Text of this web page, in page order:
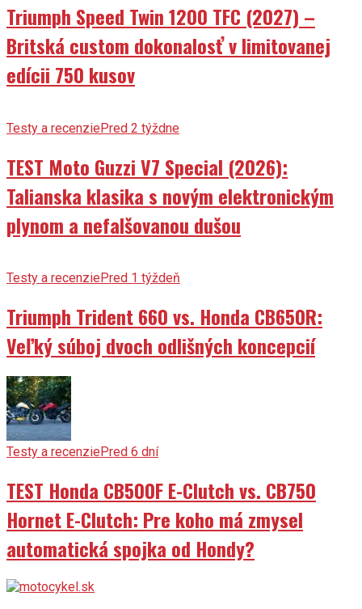
Triumph Speed Twin 1200 TFC (2027) –
Britská custom dokonalosť v limitovanej
edícii 750 kusov
Testy a recenziePred 2 týždne
TEST Moto Guzzi V7 Special (2026):
Talianska klasika s novým elektronickým
plynom a nefalšovanou dušou
Testy a recenziePred 1 týždeň
Triumph Trident 660 vs. Honda CB650R:
Veľký súboj dvoch odlišných koncepcií
Testy a recenziePred 6 dní
TEST Honda CB500F E-Clutch vs. CB750
Hornet E-Clutch: Pre koho má zmysel
automatická spojka od Hondy?